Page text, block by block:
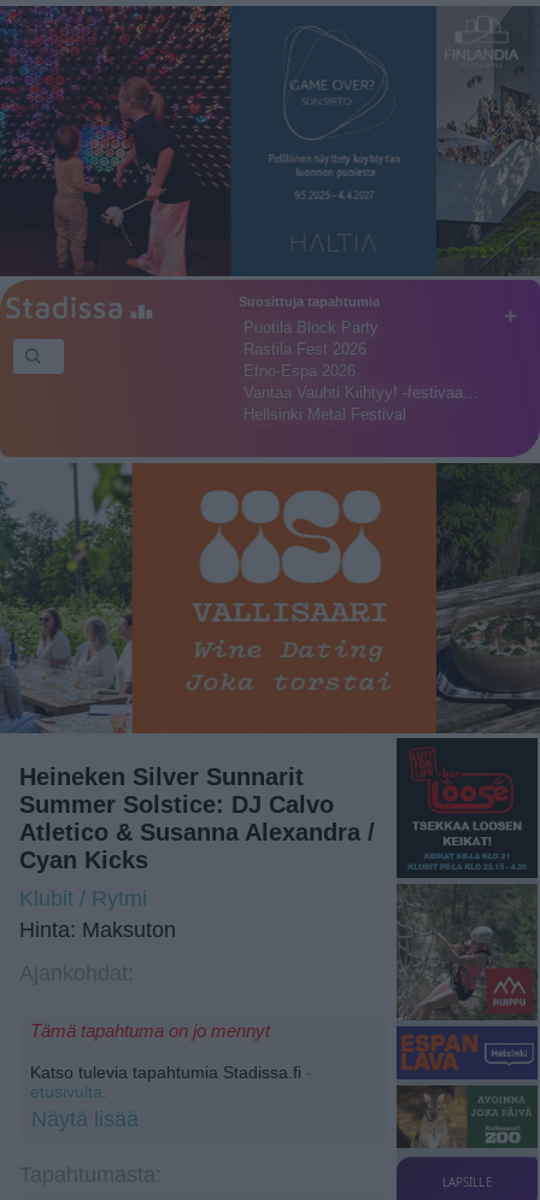
+
Suosittuja tapahtumia
Puotila Block Party
Rastila Fest 2026
Etno-Espa 2026
Vantaa Vauhti Kiihtyy! -festivaa…
Hellsinki Metal Festival
Heineken Silver Sunnarit
Summer Solstice: DJ Calvo
Atletico & Susanna Alexandra /
Cyan Kicks
Klubit / Rytmi
Hinta: Maksuton
Tämä tapahtuma on jo mennyt
Katso tulevia tapahtumia Stadissa.fi -
etusivulta.
Näytä lisää
LAPSILLE